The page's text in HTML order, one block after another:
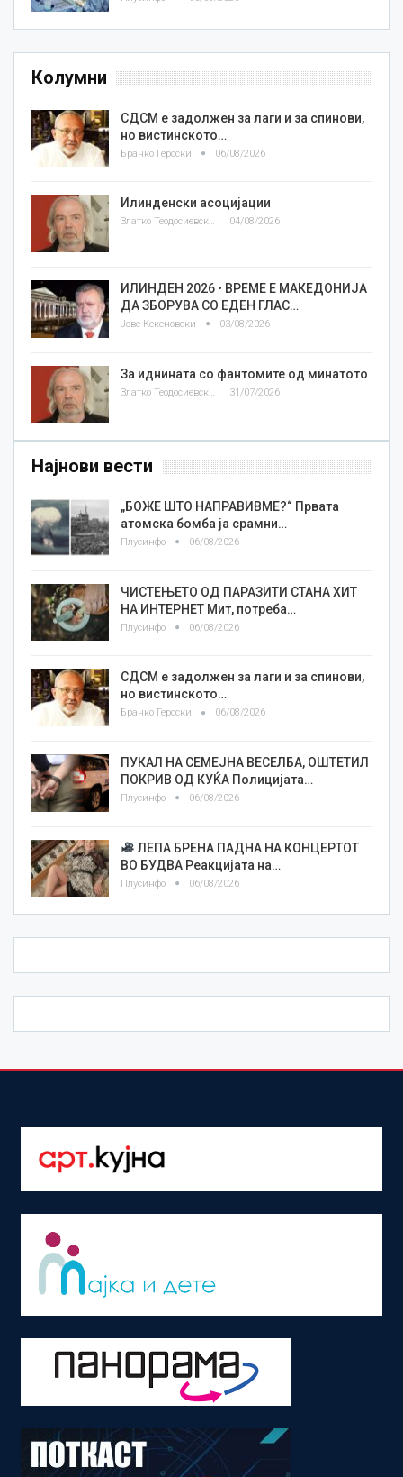
Колумни
СДСМ е задолжен за лаги и за спинови,
но вистинското…
Бранко Героски 06/08/2026
Илинденски асоцијации
Златко Теодосиевски 04/08/2026
ИЛИНДЕН 2026 • ВРЕМЕ Е МАКЕДОНИЈА
ДА ЗБОРУВА СО ЕДЕН ГЛАС…
Јове Кекеновски 03/08/2026
За иднината со фантомите од минатото
31/07/2026
Најнови вести
„БОЖЕ ШТО НАПРАВИВМЕ?“ Првата
атомска бомба ја срамни…
Плусинфо 06/08/2026
ЧИСТЕЊЕТО ОД ПАРАЗИТИ СТАНА ХИТ
НА ИНТЕРНЕТ Мит, потреба…
Плусинфо 06/08/2026
СДСМ е задолжен за лаги и за спинови,
но вистинското…
Бранко Героски 06/08/2026
ПУКАЛ НА СЕМЕЈНА ВЕСЕЛБА, ОШТЕТИЛ
ПОКРИВ ОД КУЌА Полицијата…
Плусинфо 06/08/2026
ЛЕПА БРЕНА ПАДНА НА КОНЦЕРТОТ
ВО БУДВА Реакцијата на…
Плусинфо 06/08/2026